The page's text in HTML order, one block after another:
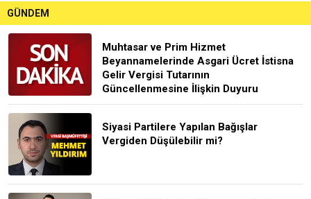
GÜNDEM
Muhtasar ve Prim Hizmet
Beyannamelerinde Asgari Ücret İstisna
Gelir Vergisi Tutarının
Güncellenmesine İlişkin Duyuru
Siyasi Partilere Yapılan Bağışlar
Vergiden Düşülebilir mi?